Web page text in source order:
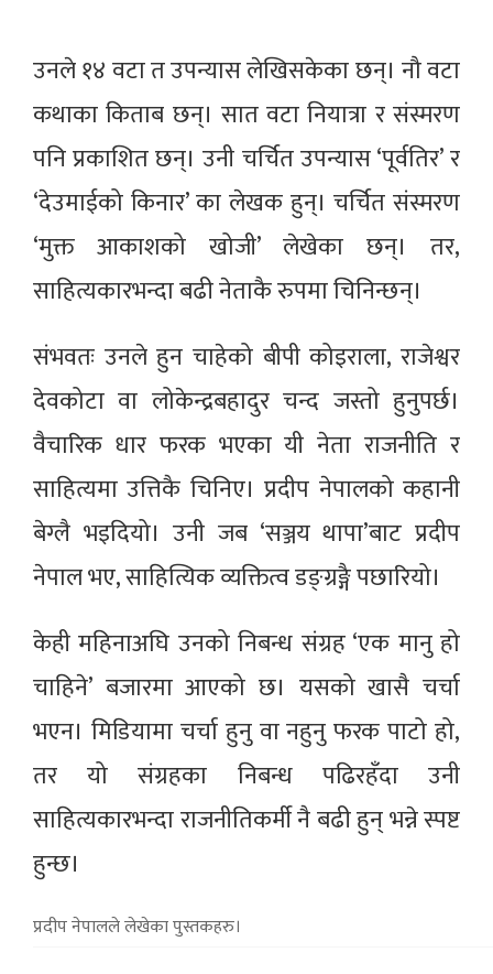
उनले १४ वटा त उपन्यास लेखिसकेका छन्। नौ वटा
कथाका किताब छन्। सात वटा नियात्रा र संस्मरण
पनि प्रकाशित छन्। उनी चर्चित उपन्यास ‘पूर्वतिर’ र
‘देउमाईको किनार’ का लेखक हुन्। चर्चित संस्मरण
‘मुक्त आकाशको खोजी’ लेखेका छन्। तर,
साहित्यकारभन्दा बढी नेताकै रुपमा चिनिन्छन्।
संभवतः उनले हुन चाहेको बीपी कोइराला, राजेश्वर
देवकोटा वा लोकेन्द्रबहादुर चन्द जस्तो हुनुपर्छ।
वैचारिक धार फरक भएका यी नेता राजनीति र
साहित्यमा उत्तिकै चिनिए। प्रदीप नेपालको कहानी
बेग्लै भइदियो। उनी जब ‘सञ्जय थापा’बाट प्रदीप
नेपाल भए, साहित्यिक व्यक्तित्व डङ्ग्रङ्गै पछारियो।
केही महिनाअघि उनको निबन्ध संग्रह ‘एक मानु हो
चाहिने’ बजारमा आएको छ। यसको खासै चर्चा
भएन। मिडियामा चर्चा हुनु वा नहुनु फरक पाटो हो,
तर यो संग्रहका निबन्ध पढिरहँदा उनी
साहित्यकारभन्दा राजनीतिकर्मी नै बढी हुन् भन्ने स्पष्ट
हुन्छ।
प्रदीप नेपालले लेखेका पुस्तकहरु।